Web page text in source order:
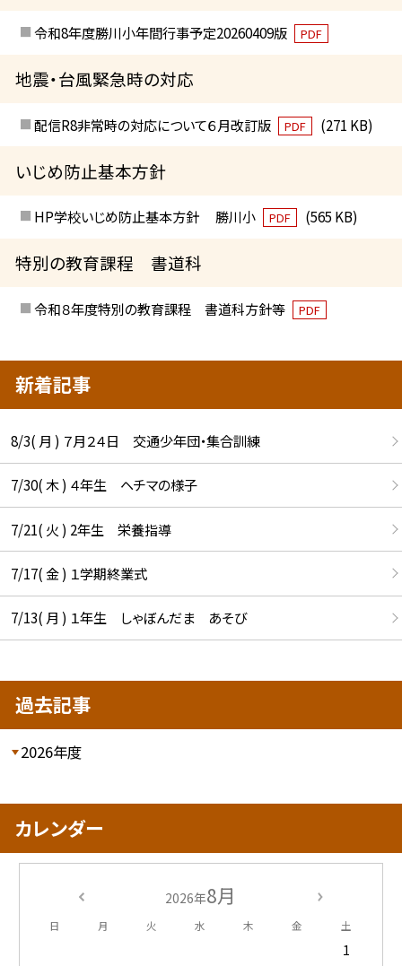
令和8年度勝川小年間行事予定20260409版 PDF
地震・台風緊急時の対応
配信R8非常時の対応について６月改訂版 PDF (271 KB)
いじめ防止基本方針
HP学校いじめ防止基本方針 勝川小 PDF (565 KB)
特別の教育課程 書道科
令和８年度特別の教育課程 書道科方針等 PDF
新着記事
8/3( 月 ) ７月２４日 交通少年団・集合訓練
7/30( 木 ) ４年生 ヘチマの様子
7/21( 火 ) 2年生 栄養指導
7/17( 金 ) １学期終業式
7/13( 月 ) １年生 しゃぼんだま あそび
過去記事
2026年度
カレンダー
2026年8月
日 月 火 水 木 金 土
1